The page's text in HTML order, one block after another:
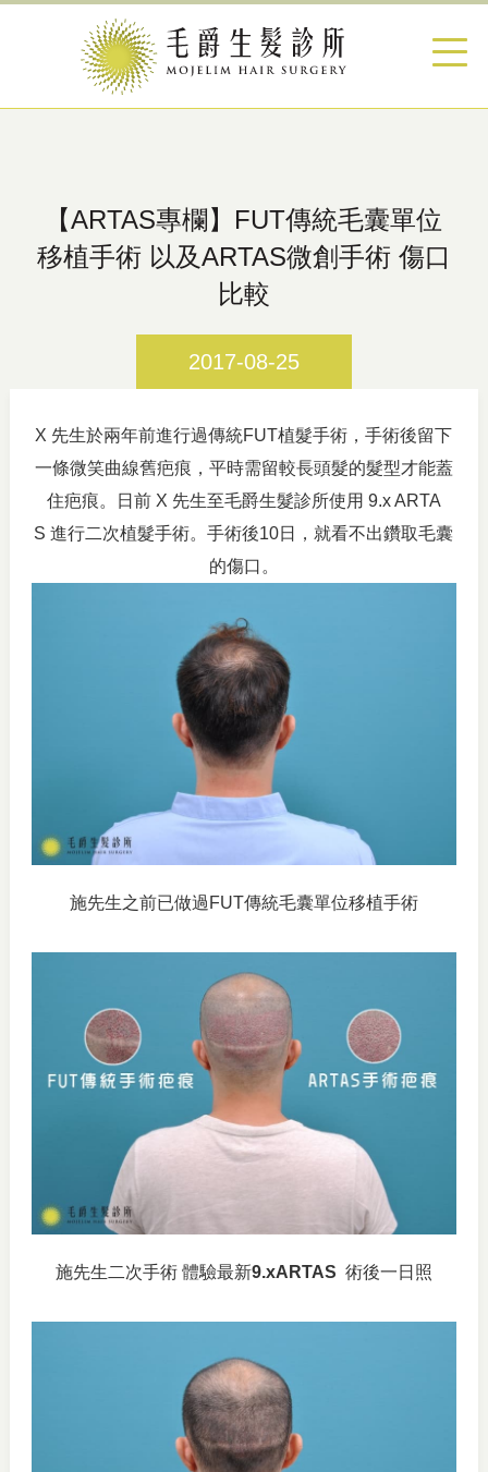
【ARTAS專欄】FUT傳統毛囊單位
移植手術 以及ARTAS微創手術 傷口
比較
2017-08-25
X 先生於兩年前進行過傳統FUT植髮手術，手術後留下
一條微笑曲線舊疤痕，平時需留較長頭髮的髮型才能蓋
住疤痕。日前 X 先生至毛爵生髮診所使用 9.x ARTA
S 進行二次植髮手術。手術後10日，就看不出鑽取毛囊
的傷口。
施先生之前已做過FUT傳統毛囊單位移植手術
施先生二次手術 體驗最新9.xARTAS 術後一日照